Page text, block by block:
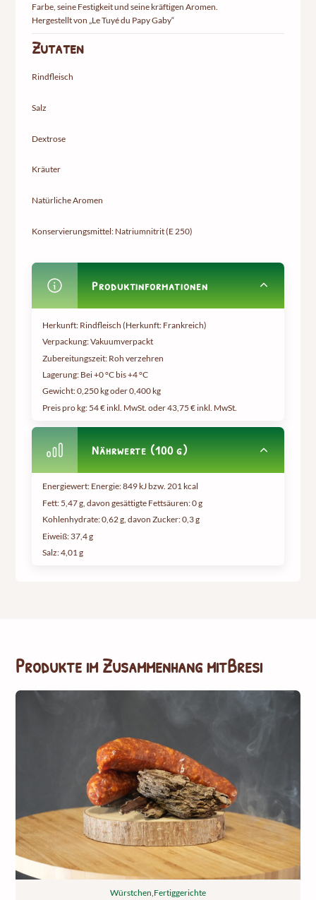
Farbe, seine Festigkeit und seine kräftigen Aromen.
Hergestellt von „Le Tuyé du Papy Gaby“
Zutaten
Rindfleisch
Salz
Dextrose
Kräuter
Natürliche Aromen
Konservierungsmittel: Natriumnitrit (E 250)
Produktinformationen
Herkunft: Rindfleisch (Herkunft: Frankreich)
Verpackung: Vakuumverpackt
Zubereitungszeit: Roh verzehren
Lagerung: Bei +0 °C bis +4 °C
Gewicht:0,250 kg oder 0,400 kg
Preis pro kg: 54 € inkl. MwSt. oder 43,75 € inkl. MwSt.
Nährwerte (100 g)
Energiewert: Energie: 849 kJ bzw. 201 kcal
Fett: 5,47 g, davon gesättigte Fettsäuren: 0 g
Kohlenhydrate: 0,62 g, davon Zucker: 0,3 g
Eiweiß: 37,4 g
Salz: 4,01 g
Produkte im Zusammenhang mitBresi
Würstchen,Fertiggerichte